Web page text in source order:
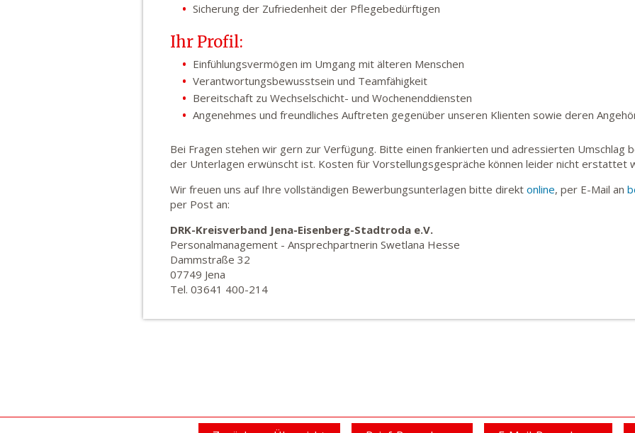
Sicherung der Zufriedenheit der Pflegebedürftigen
Ihr Profil:
Einfühlungsvermögen im Umgang mit älteren Menschen
Verantwortungsbewusstsein und Teamfähigkeit
Bereitschaft zu Wechselschicht- und Wochenenddiensten
Angenehmes und freundliches Auftreten gegenüber unseren Klienten sowie deren
Bei Fragen stehen wir gern zur Verfügung. Bitte einen frankierten und adressierten Umschlag
der Unterlagen erwünscht ist. Kosten für Vorstellungsgespräche können leider nicht erstattet
Wir freuen uns auf Ihre vollständigen Bewerbungsunterlagen bitte direkt online, per E-Mail an
per Post an:
DRK-Kreisverband Jena-Eisenberg-Stadtroda e.V.
Personalmanagement - Ansprechpartnerin Swetlana Hesse
Dammstraße 32
07749 Jena
Tel. 03641 400-214